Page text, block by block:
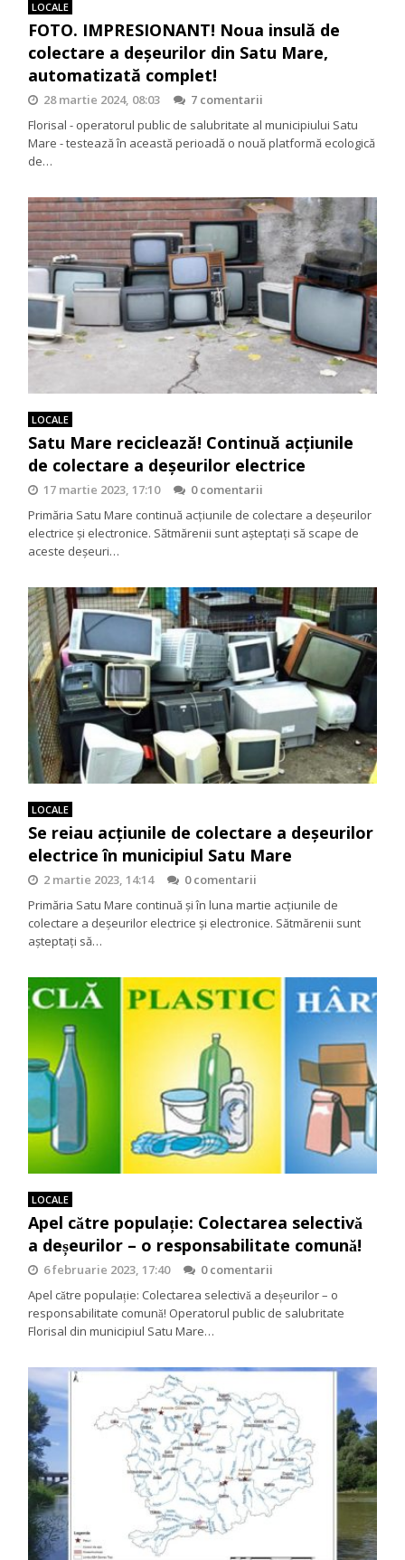
LOCALE
FOTO. IMPRESIONANT! Noua insulă de
colectare a deșeurilor din Satu Mare,
automatizată complet!
28 martie 2024, 08:03
7 comentarii
Florisal - operatorul public de salubritate al municipiului Satu
Mare - testează în această perioadă o nouă platformă ecologică
de…
LOCALE
Satu Mare reciclează! Continuă acțiunile
de colectare a deșeurilor electrice
17 martie 2023, 17:10
0 comentarii
Primăria Satu Mare continuă acțiunile de colectare a deșeurilor
electrice și electronice. Sătmărenii sunt așteptați să scape de
aceste deșeuri…
LOCALE
Se reiau acțiunile de colectare a deșeurilor
electrice în municipiul Satu Mare
2 martie 2023, 14:14
0 comentarii
Primăria Satu Mare continuă și în luna martie acțiunile de
colectare a deșeurilor electrice și electronice. Sătmărenii sunt
așteptați să…
LOCALE
Apel către populație: Colectarea selectivă
a deșeurilor – o responsabilitate comună!
6 februarie 2023, 17:40
0 comentarii
Apel către populație: Colectarea selectivă a deșeurilor – o
responsabilitate comună! Operatorul public de salubritate
Florisal din municipiul Satu Mare…